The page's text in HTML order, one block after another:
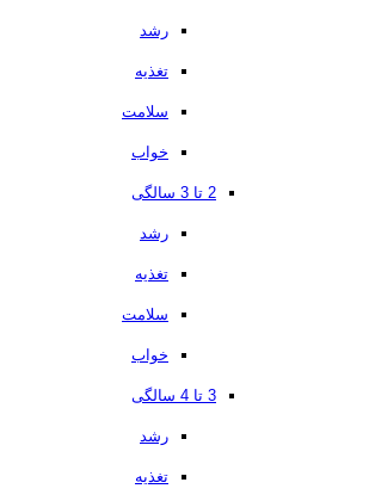
رشد
تغذیه
سلامت
خواب
2 تا 3 سالگی
رشد
تغذیه
سلامت
خواب
3 تا 4 سالگی
رشد
تغذیه